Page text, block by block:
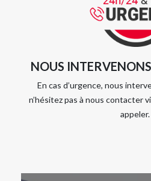
NOUS
En cas d’urgence, nous
n’hésitez pas à nous contacter
appeler.